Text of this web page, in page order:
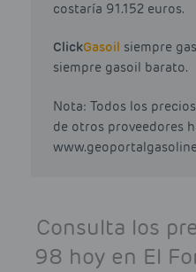
costaría 91.152 euros.
ClickGasoil siempre
siempre gasoil barato.
Nota: Todos los
de otros proveedores
Consulta los
98 hoy en El